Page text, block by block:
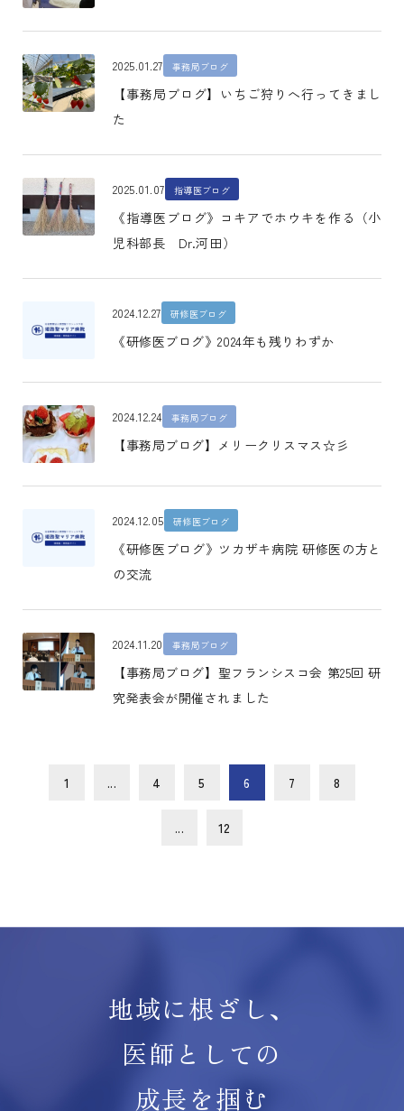
2025.01.27 事務局ブログ
【事務局ブログ】いちご狩りへ行ってきまし
た
2025.01.07 指導医ブログ
《指導医ブログ》コキアでホウキを作る（小
児科部長 Dr.河田）
2024.12.27 研修医ブログ
《研修医ブログ》2024年も残りわずか
2024.12.24 事務局ブログ
【事務局ブログ】メリークリスマス☆彡
2024.12.05 研修医ブログ
《研修医ブログ》ツカザキ病院 研修医の方と
の交流
2024.11.20 事務局ブログ
【事務局ブログ】聖フランシスコ会 第25回 研
究発表会が開催されました
1 ... 4 5 6 7 8
... 12
地域に根ざし、
医師としての
成長を掴む